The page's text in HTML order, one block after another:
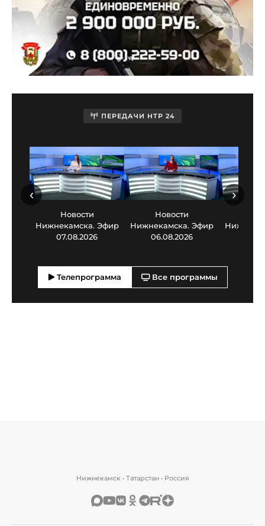
ПЕРЕДАЧИ НТР 24
Новости
Нижнекамска. Эфир
07.08.2026
Новости
Нижнекамска. Эфир
06.08.2026
‹ ›
Телепрограмма Все программы
Нижнекамск • Татарстан • Россия